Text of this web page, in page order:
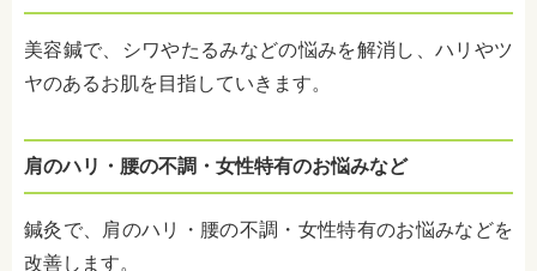
美容鍼で、シワやたるみなどの悩みを解消し、ハリやツ
ヤのあるお肌を目指していきます。
肩のハリ・腰の不調・女性特有のお悩みなど
鍼灸で、肩のハリ・腰の不調・女性特有のお悩みなどを
改善します。